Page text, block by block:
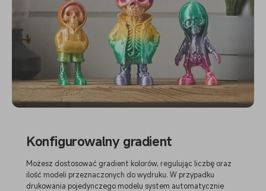
Konfigurowalny gradient
Możesz dostosować gradient kolorów, regulując liczbę oraz
ilość modeli przeznaczonych do wydruku. W przypadku
drukowania pojedynczego modelu system automatycznie